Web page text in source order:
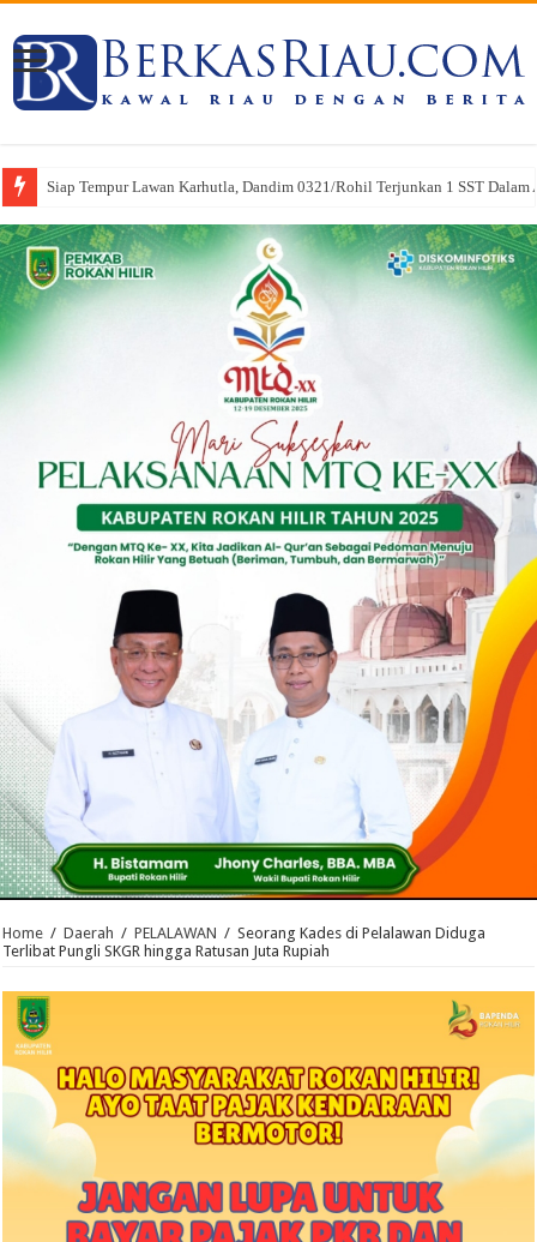
Siap Tempur Lawan Karhutla, Dandim 0321/Rohil Terjunkan 1 SST Dalam
Home / Daerah / PELALAWAN / Seorang Kades di Pelalawan Diduga
Terlibat Pungli SKGR hingga Ratusan Juta Rupiah